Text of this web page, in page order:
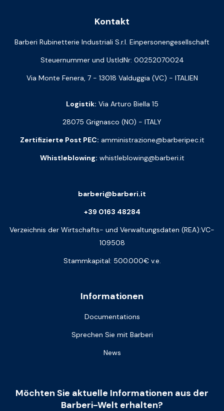
Kontakt
Barberi Rubinetterie Industriali S.r.l. Einpersonengesellschaft
Steuernummer und UstIdNr: 00252070024
Via Monte Fenera, 7 - 13018 Valduggia (VC) - ITALIEN
Logistik: Via Arturo Biella 15
28075 Grignasco (NO) - ITALY
Zertifizierte Post PEC: amministrazione@barberipec.it
Whistleblowing: whistleblowing@barberi.it
Informationen
Documentations
Sprechen Sie mit Barberi
News
barberi@barberi.it
+39 0163 48284
Verzeichnis der Wirtschafts- und Verwaltungsdaten (REA):VC-
109508
Stammkapital: 500.000€ v.e.
Möchten Sie aktuelle Informationen aus der
Barberi-Welt erhalten?